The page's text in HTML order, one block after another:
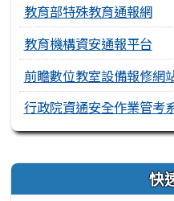
教育部特殊教育通報網
教育機構資安通報平台
前瞻數位教室設備報修網
行政院資通安全作業管考
右邊區域內容 快